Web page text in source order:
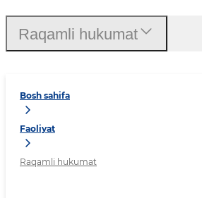
Bosh sahifa
Faoliyat
Raqamli hukumat
Raqamli hukumat